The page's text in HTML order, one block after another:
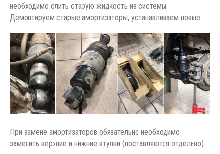
необходимо слить старую жидкость из системы.
Демонтируем старые амортизаторы, устанавливаем новые.
При замене амортизаторов обязательно необходимо
заменить верхние и нижние втулки (поставляются отдельно).